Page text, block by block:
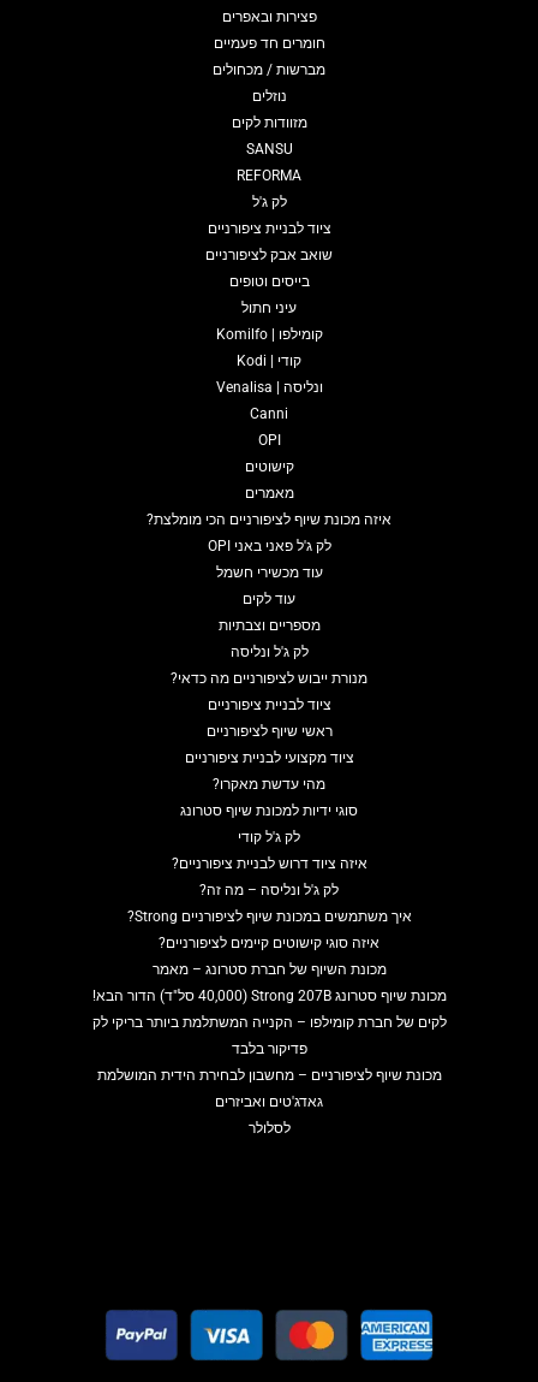
פצירות ובאפרים
חומרים חד פעמיים
מברשות / מכחולים
נוזלים
מזוודות לקים
SANSU
REFORMA
לק ג'ל
ציוד לבניית ציפורניים
שואב אבק לציפורניים
בייסים וטופים
עיני חתול
קומילפו | Komilfo
קודי | Kodi
ונליסה | Venalisa
Canni
OPI
קישוטים
מאמרים
איזה מכונת שיוף לציפורניים הכי מומלצת?
לק ג'ל פאני באני OPI
עוד מכשירי חשמל
עוד לקים
מספריים וצבתיות
לק ג'ל ונליסה
מנורת ייבוש לציפורניים מה כדאי?
ציוד לבניית ציפורניים
ראשי שיוף לציפורניים
ציוד מקצועי לבניית ציפורניים
מהי עדשת מאקרו?
סוגי ידיות למכונת שיוף סטרונג
לק ג'ל קודי
איזה ציוד דרוש לבניית ציפורניים?
לק ג'ל ונליסה – מה זה?
איך משתמשים במכונת שיוף לציפורניים Strong?
איזה סוגי קישוטים קיימים לציפורניים?
מכונת השיוף של חברת סטרונג – מאמר
מכונת שיוף סטרונג Strong 207B (40,000 סל"ד) הדור הבא!
לקים של חברת קומילפו – הקנייה המשתלמת ביותר בריקי לק
פדיקור בלבד
מכונת שיוף לציפורניים – מחשבון לבחירת הידית המושלמת
גאדג'טים ואביזרים
לסלולר